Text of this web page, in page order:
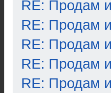
RE: Продам
RE: Продам
RE: Продам
RE: Продам
RE: Продам